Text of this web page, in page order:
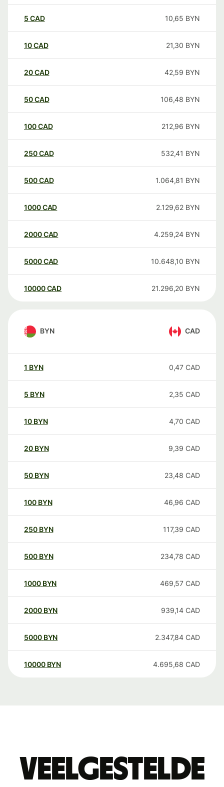
5 CAD 10,65 BYN
10CAD 21,30 BYN
20CAD 42,59 BYN
50CAD 106,48 BYN
100CAD 212,96 BYN
250CAD 532,41 BYN
500CAD 1.064,81 BYN
1000CAD 2.129,62 BYN
2000CAD 4.259,24 BYN
5000CAD 10.648,10 BYN
10000 CAD 21.296,20 BYN
BYN CAD
1 BYN 0,47 CAD
5 BYN 2,35 CAD
10 BYN 4,70 CAD
20 BYN 9,39 CAD
50 BYN 23,48 CAD
100 BYN 46,96 CAD
250 BYN 117,39 CAD
500 BYN 234,78 CAD
1000 BYN 469,57 CAD
2000 BYN 939,14 CAD
5000 BYN 2.347,84 CAD
10000 BYN 4.695,68 CAD
Veelgestelde